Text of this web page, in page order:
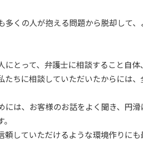
多くの人が抱える問題から脱却して
とって、弁護士に相談すること自体
たちに相談していただいたからには
には、お客様のお話をよく聞き、円
していただけるような環境作りにも